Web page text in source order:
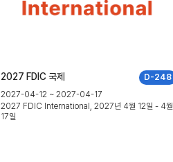
D-248
2027 FDIC 국제
2027-04-12 ~ 2027-04-17
2027 FDIC International, 2027년 4월 12일 - 4월
17일